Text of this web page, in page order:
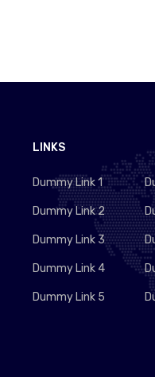
LINKS
Dummy Link 1
Dummy Link 2
Dummy Link 3
Dummy Link 4
Dummy Link 5